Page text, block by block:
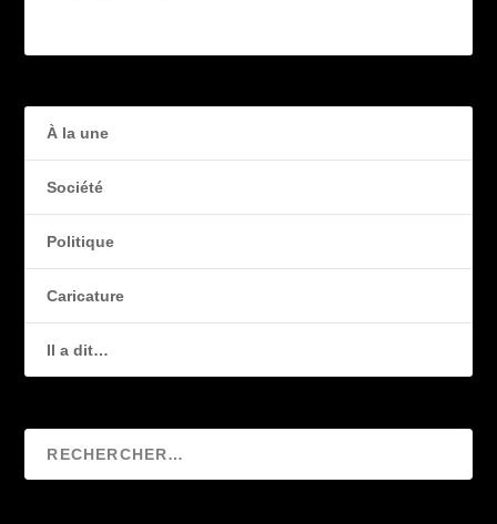
À la une
Société
Politique
Caricature
Il a dit…